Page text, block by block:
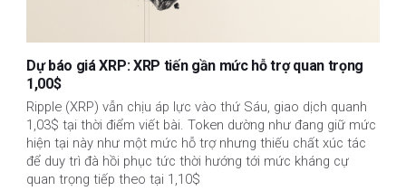
Dự báo giá XRP: XRP tiến gần mức hỗ trợ quan trọng
1,00$
Ripple (XRP) vẫn chịu áp lực vào thứ Sáu, giao dịch quanh
1,03$ tại thời điểm viết bài. Token dường như đang giữ mức
hiện tại này như một mức hỗ trợ nhưng thiếu chất xúc tác
để duy trì đà hồi phục tức thời hướng tới mức kháng cự
quan trọng tiếp theo tại 1,10$